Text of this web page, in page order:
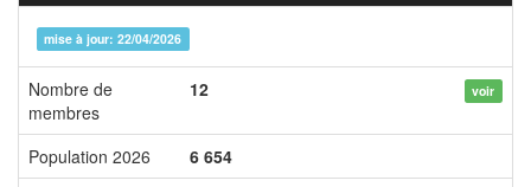
mise à jour: 22/04/2026
Nombre de
membres
12 voir
Population 2026
6 654